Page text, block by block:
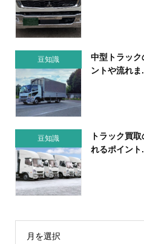
豆知識
中型トラック
ントや流れま
豆知識
トラック買
れるポイント
月を選択